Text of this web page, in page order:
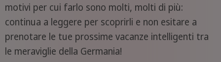
motivi per cui farlo sono molti, molti di più:
continua a leggere per scoprirli e non esitare a
prenotare le tue prossime vacanze intelligenti tra
le meraviglie della Germania!